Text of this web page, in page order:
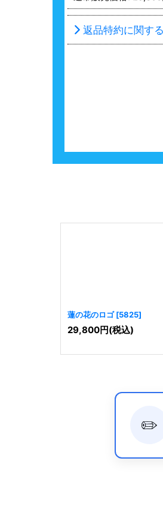
返品特約に関す
蓮の花のロゴ [5825]
29,800円(税込)
✏️